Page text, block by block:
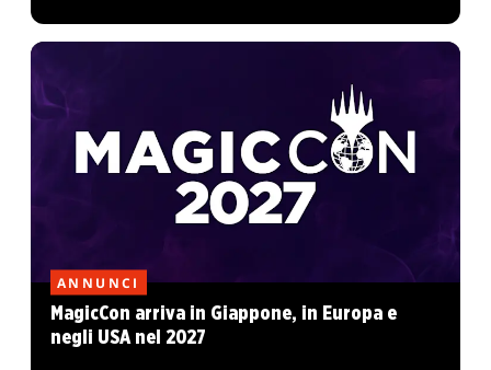
ANNUNCI
MagicCon arriva in Giappone, in Europa e
negli USA nel 2027